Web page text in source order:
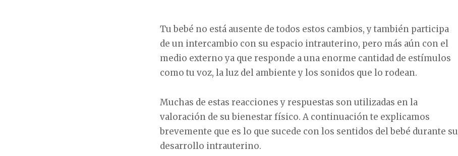
Tu bebé no está ausente de todos estos cambios, y también participa
de un intercambio con su espacio intrauterino, pero más aún con el
medio externo ya que responde a una enorme cantidad de estímulos
como tu voz, la luz del ambiente y los sonidos que lo rodean.
Muchas de estas reacciones y respuestas son utilizadas en la
valoración de su bienestar físico. A continuación te explicamos
brevemente que es lo que sucede con los sentidos del bebé durante su
desarrollo intrauterino.